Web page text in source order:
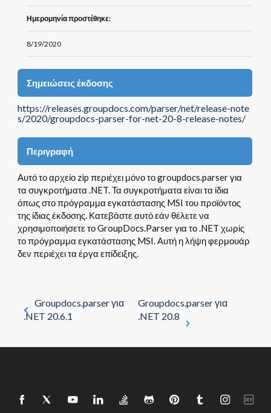
Ημερομηνία προστέθηκε:
8/19/2020
Σημειώσεις έκδοσης
https://releases.groupdocs.com/parser/net/release-note
s/2020/groupdocs-parser-for-net-20-8-release-notes/
Περιγραφή
Αυτό το αρχείο zip περιέχει μόνο το groupdocs.parser για
τα συγκροτήματα .NET. Τα συγκροτήματα είναι τα ίδια
όπως στο πρόγραμμα εγκατάστασης MSI του προϊόντος
της ίδιας έκδοσης. Κατεβάστε αυτό εάν θέλετε να
χρησιμοποιήσετε το GroupDocs.Parser για το .NET χωρίς
το πρόγραμμα εγκατάστασης MSI. Αυτή η λήψη φερμουάρ
δεν περιέχει τα έργα επίδειξης.
Groupdocs.parser για
.NET 20.6.1
Groupdocs.parser για
.NET 20.8